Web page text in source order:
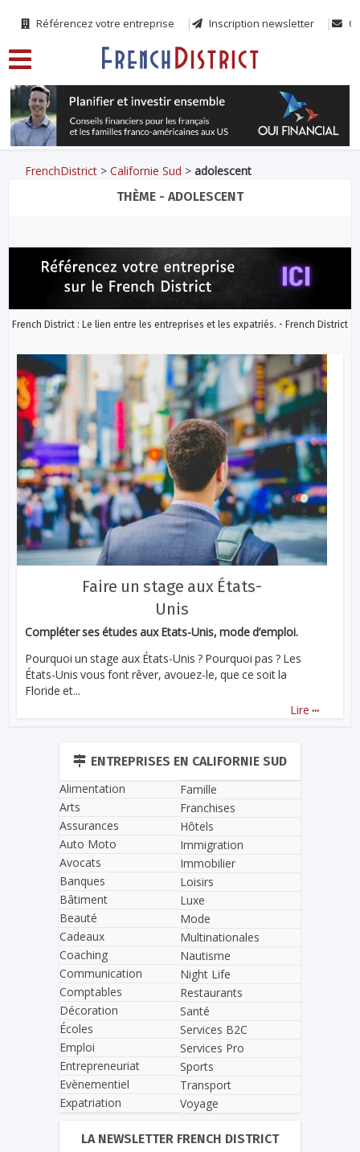
Référencez votre entreprise Inscription newsletter
FrenchDistrict >Californie Sud >adolescent
THÈME - ADOLESCENT
French District : Le lien entre les entreprises et les expatriés. - French District
Faire un stage aux États-
Unis
Compléter ses études aux Etats-Unis, mode d’emploi.
Pourquoi un stage aux États-Unis ? Pourquoi pas ? Les
États-Unis vous font rêver, avouez-le, que ce soit la
Floride et...
Lire ...
ENTREPRISES EN CALIFORNIE SUD
Alimentation
Arts
Assurances
Auto Moto
Avocats
Banques
Bâtiment
Beauté
Cadeaux
Coaching
Communication
Comptables
Décoration
Écoles
Emploi
Entrepreneuriat
Evènementiel
Expatriation
Famille
Franchises
Hôtels
Immigration
Immobilier
Loisirs
Luxe
Mode
Multinationales
Nautisme
Night Life
Restaurants
Santé
Services B2C
Services Pro
Sports
Transport
Voyage
LA NEWSLETTER FRENCH DISTRICT